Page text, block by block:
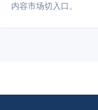
内容市场切入口。